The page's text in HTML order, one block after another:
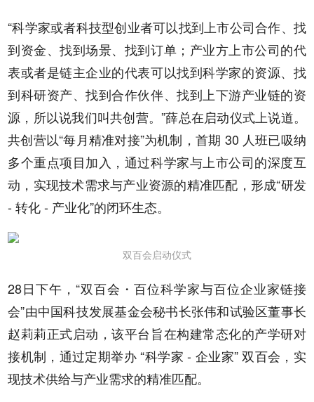
“科学家或者科技型创业者可以找到上市公司合作、找
到资金、找到场景、找到订单；产业方上市公司的代
表或者是链主企业的代表可以找到科学家的资源、找
到科研资产、找到合作伙伴、找到上下游产业链的资
源，所以说我们叫共创营。”薛总在启动仪式上说道。
共创营以“每月精准对接”为机制，首期 30 人班已吸纳
多个重点项目加入，通过科学家与上市公司的深度互
动，实现技术需求与产业资源的精准匹配，形成“研发
- 转化 - 产业化”的闭环生态。
双百会启动仪式
28日下午，“双百会・百位科学家与百位企业家链接
会”由中国科技发展基金会秘书长张伟和试验区董事长
赵莉莉正式启动，该平台旨在构建常态化的产学研对
接机制，通过定期举办 “科学家 - 企业家” 双百会，实
现技术供给与产业需求的精准匹配。